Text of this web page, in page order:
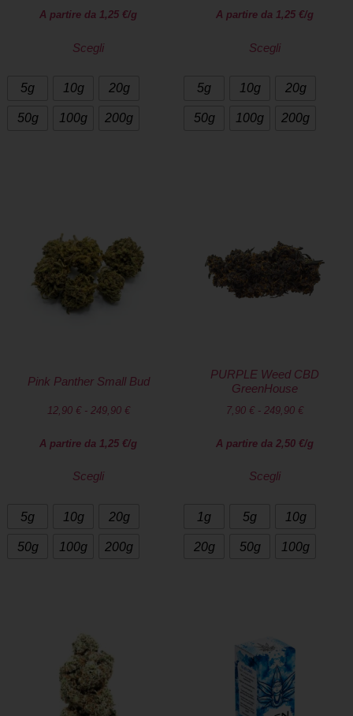
A partire da 1,25 €/g
Scegli
5g 10g 20g
50g 100g 200g
A partire da 1,25 €/g
Scegli
5g 10g 20g
50g 100g 200g
Pink Panther Small Bud
12,90 € - 249,90 €
A partire da 1,25 €/g
Scegli
5g 10g 20g
50g 100g 200g
PURPLE Weed CBD
GreenHouse
7,90 € - 249,90 €
A partire da 2,50 €/g
Scegli
1g 5g 10g
20g 50g 100g